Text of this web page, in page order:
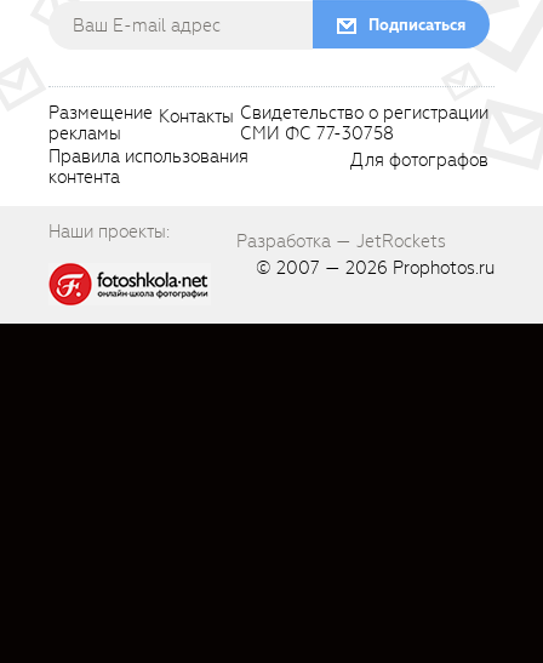
Подписаться
Размещение
рекламы
Контакты Свидетельство о регистрации
СМИ ФС 77-30758
Правила использования
контента
Для фотографов
Наши проекты:
Разработка — JetRockets
© 2007 — 2026 Prophotos.ru